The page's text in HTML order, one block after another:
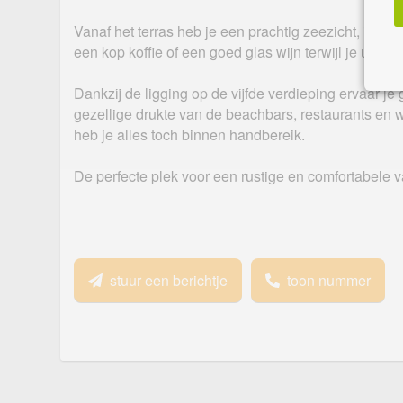
Vanaf het terras heb je een prachtig zeezicht,
een kop koffie of een goed glas wijn terwijl je
Dankzij de ligging op de vijfde verdieping ervaar je
gezellige drukte van de beachbars, restaurants en
heb je alles toch binnen handbereik.
De perfecte plek voor een rustige en comfortabele
stuur een berichtje toon nummer